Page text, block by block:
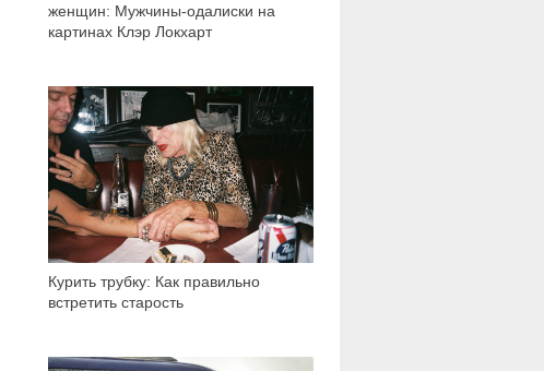
женщин: Мужчины-одалиски на
картинах Клэр Локхарт
Курить трубку: Как правильно
встретить старость
3 436